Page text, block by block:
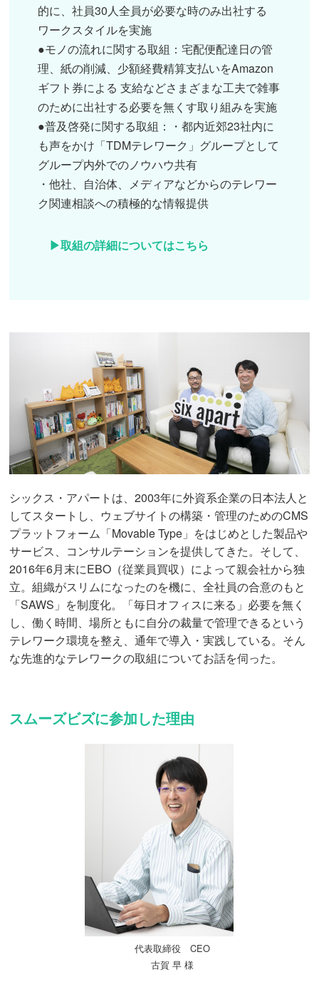
的に、社員30人全員が必要な時のみ出社する
ワークスタイルを実施
●モノの流れに関する取組：宅配便配達日の管
理、紙の削減、少額経費精算支払いをAmazon
ギフト券による 支給などさまざまな工夫で雑事
のために出社する必要を無くす取り組みを実施
●普及啓発に関する取組：・都内近郊23社内に
も声をかけ「TDMテレワーク」グループとして
グループ内外でのノウハウ共有
・他社、自治体、メディアなどからのテレワー
ク関連相談への積極的な情報提供
取組の詳細についてはこちら
シックス・アパートは、2003年に外資系企業の日本法人と
してスタートし、ウェブサイトの構築・管理のためのCMS
プラットフォーム「Movable Type」をはじめとした製品や
サービス、コンサルテーションを提供してきた。そして、
2016年6月末にEBO（従業員買収）によって親会社から独
立。組織がスリムになったのを機に、全社員の合意のもと
「SAWS」を制度化。「毎日オフィスに来る」必要を無く
し、働く時間、場所ともに自分の裁量で管理できるという
テレワーク環境を整え、通年で導入・実践している。そん
な先進的なテレワークの取組についてお話を伺った。
スムーズビズに参加した理由
代表取締役 CEO
古賀 早 様